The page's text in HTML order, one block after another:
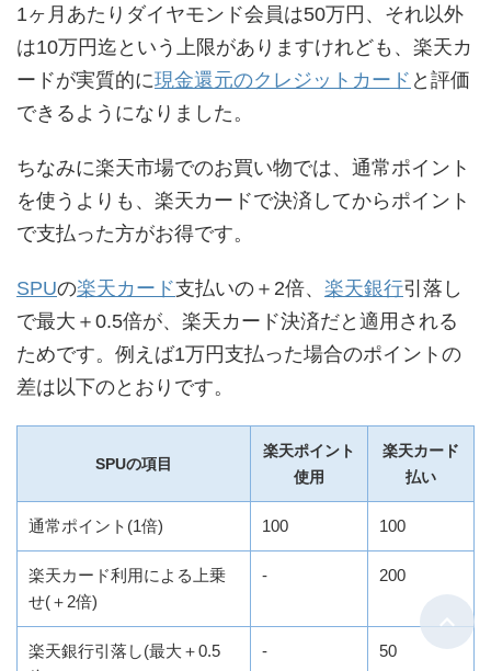
1ヶ月あたりダイヤモンド会員は50万円、それ以外
は10万円迄という上限がありますけれども、楽天カ
ードが実質的に現金還元のクレジットカード と評価
できるようになりました。
ちなみに楽天市場でのお買い物では、通常ポイント
を使うよりも、楽天カードで決済してからポイント
で支払った方がお得です。
SPUの楽天カード支払いの＋2倍、 楽天銀行引落し
で最大＋0.5倍が、楽天カード決済だと適用される
ためです。例えば1万円支払った場合のポイントの
差は以下のとおりです。
SPUの項目
楽天ポイント
使用
楽天カード
払い
通常ポイント(1倍) 100 100
楽天カード利用による上乗
せ(＋2倍)
- 200
楽天銀行引落し(最大＋0.5
- 50